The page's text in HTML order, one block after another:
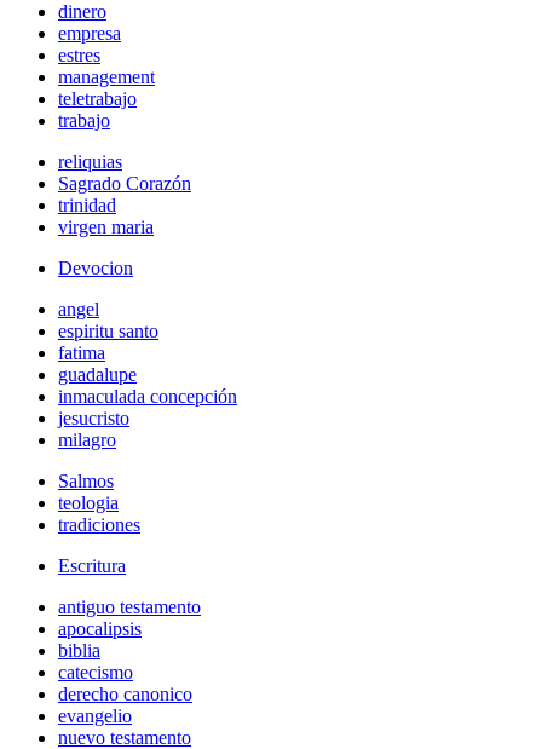
dinero
empresa
estres
management
teletrabajo
trabajo
reliquias
Sagrado Corazón
trinidad
virgen maria
Devocion
angel
espiritu santo
fatima
guadalupe
inmaculada concepción
jesucristo
milagro
Salmos
teologia
tradiciones
Escritura
antiguo testamento
apocalipsis
biblia
catecismo
derecho canonico
evangelio
nuevo testamento